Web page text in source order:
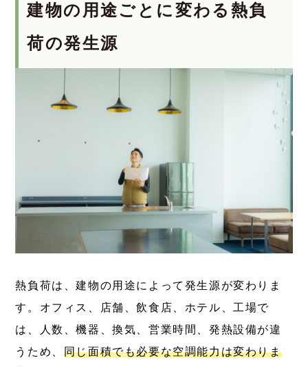
建物の用途ごとに変わる熱負
荷の発生源
熱負荷は、建物の用途によって発生源が変わりま
す。オフィス、店舗、飲食店、ホテル、工場で
は、人数、機器、換気、営業時間、発熱設備が違
うため、 同じ面積でも必要な空調能力は変わりま